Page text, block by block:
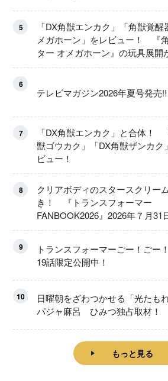
5
「DX角獣エンカク」「角獣覚醒
メガホーン」をレビュー！ 『
ター オメガホーン』の玩具展開
ート！
6
テレビマガジン2026年夏号発売!!
7
「DX角獣エンカク」と合体！
獣ゴウカク」「DX角獣ザンカク
ビュー！
8
クリアボディのスタースクリー
き！ 『トランスフォーマー
FANBOOK2026』2026年７月31
9
トランスフォーマーごー！ごー
19話限定公開中！
10
日曜朝をざわつかせる「光たも
パジャ麻呂 ひみつ独占取材！
もっと見る